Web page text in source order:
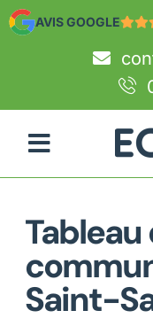
AVIS GOOGLE
Tableau
Saint-